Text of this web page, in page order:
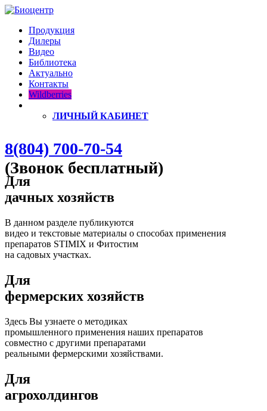
Продукция
Дилеры
Видео
Библиотека
Актуально
Контакты
Wildberries
ЛИЧНЫЙ КАБИНЕТ
8(804) 700-70-54
(Звонок бесплатный)
Для
дачных хозяйств
В данном разделе публикуются
видео и текстовые материалы о способах применения
препаратов STIMIX и Фитостим
на садовых участках.
Для
фермерских хозяйств
Здесь Вы узнаете о методиках
промышленного применения наших препаратов
совместно с другими препаратами
реальными фермерскими хозяйствами.
Для
агрохолдингов